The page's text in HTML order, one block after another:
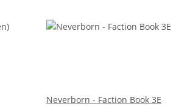
Neverborn - Faction Book 3E